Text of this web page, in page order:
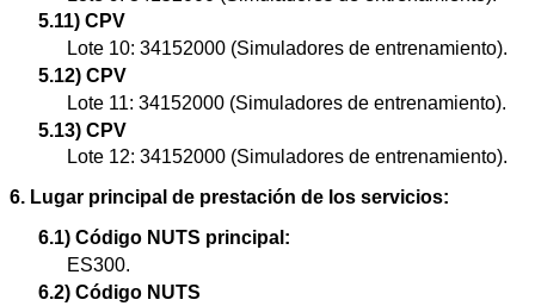
5.11) CPV
Lote 10: 34152000 (Simuladores de entrenamiento).
5.12) CPV
Lote 11: 34152000 (Simuladores de entrenamiento).
5.13) CPV
Lote 12: 34152000 (Simuladores de entrenamiento).
6. Lugar principal de prestación de los servicios:
6.1) Código NUTS principal:
ES300.
6.2) Código NUTS